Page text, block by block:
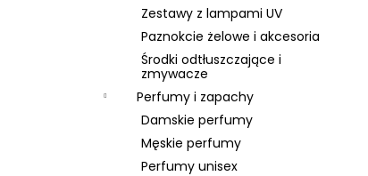
Zestawy z lampami UV
Paznokcie żelowe i akcesoria
Środki odtłuszczające i
zmywacze
Perfumy i zapachy
Damskie perfumy
Męskie perfumy
Perfumy unisex